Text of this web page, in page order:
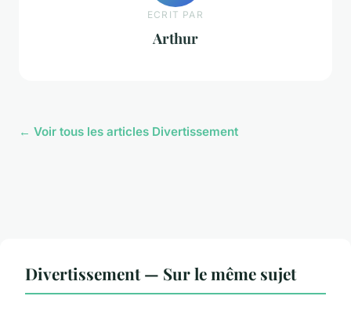
ECRIT PAR
Arthur
← Voir tous les articles Divertissement
Divertissement — Sur le même sujet